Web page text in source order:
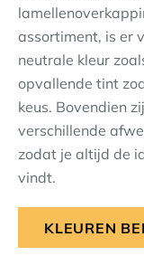
assortiment, is er
neutrale kleur
opvallende tint
keus. Bovendien
verschillende
zodat je altijd de
vindt.
KLEUREN